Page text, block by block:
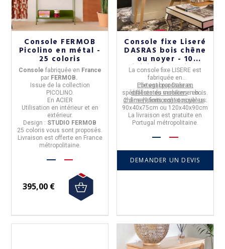
Console FERMOB
Picolino en métal -
25 coloris
Console fabriquée en France
par FERMOB.
Issue de la collection
PICOLINO.
En ACIER
Utilisation en intérieur et en
extérieur.
Design : STUDIO FERMOB
25 coloris vous sont proposés.
Livraison est offerte en France
métropolitaine.
395,00 €
Console fixe Liseré
DASRAS bois chêne
ou noyer - 10
finitions 2 tailles
La console fixe LISERE est
fabriquée en
PortugalparDasras,
spécialiste du mobilier en bois.
Elle est proposée en
différentes versions: en
chêne (9 finitions) et noyer us.
2 dimensions sont possibles:
90x40x75cm ou 120x40x90cm
La livraison est gratuite en
Portugal métropolitaine.
DEMANDER UN DEVIS